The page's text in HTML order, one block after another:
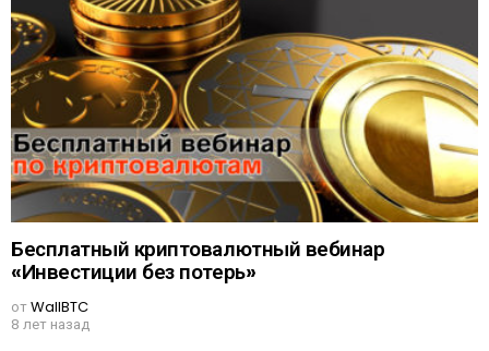
Бесплатный криптовалютный вебинар
«Инвестиции без потерь»
отWallBTC
8 лет назад